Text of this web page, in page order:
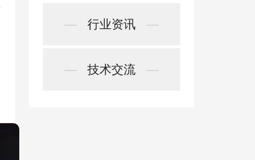
— 行业资讯—
— 技术交流—